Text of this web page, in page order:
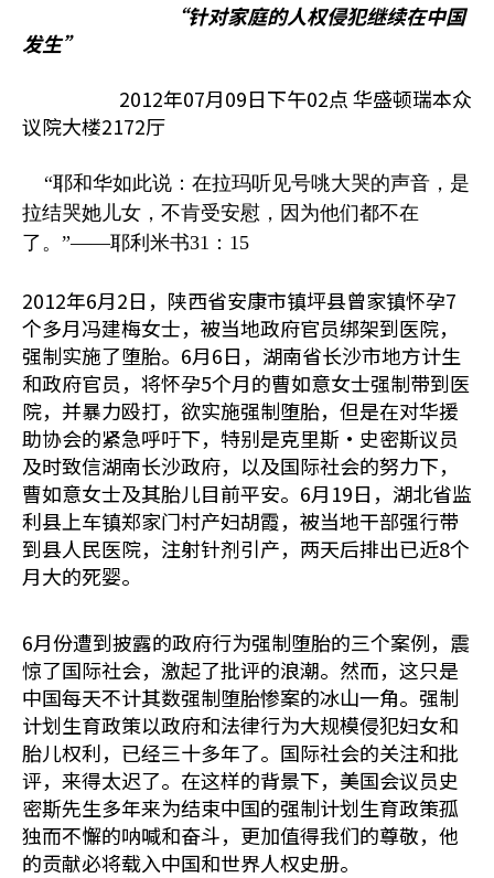
“针对家庭的人权侵犯继续在中国
发生”
2012年07月09日下午02点 华盛顿瑞本众
议院大楼2172厅
“耶和华如此说：在拉玛听见号咷大哭的声音，是
拉结哭她儿女，不肯受安慰，因为他们都不在
了。”——耶利米书31：15
2012年6月2日，陕西省安康市镇坪县曾家镇怀孕7
个多月冯建梅女士，被当地政府官员绑架到医院，
强制实施了堕胎。6月6日，湖南省长沙市地方计生
和政府官员，将怀孕5个月的曹如意女士强制带到医
院，并暴力殴打，欲实施强制堕胎，但是在对华援
助协会的紧急呼吁下，特别是克里斯·史密斯议员
及时致信湖南长沙政府，以及国际社会的努力下，
曹如意女士及其胎儿目前平安。6月19日，湖北省监
利县上车镇郑家门村产妇胡霞，被当地干部强行带
到县人民医院，注射针剂引产，两天后排出已近8个
月大的死婴。
6月份遭到披露的政府行为强制堕胎的三个案例，震
惊了国际社会，激起了批评的浪潮。然而，这只是
中国每天不计其数强制堕胎惨案的冰山一角。强制
计划生育政策以政府和法律行为大规模侵犯妇女和
胎儿权利，已经三十多年了。国际社会的关注和批
评，来得太迟了。在这样的背景下，美国会议员史
密斯先生多年来为结束中国的强制计划生育政策孤
独而不懈的呐喊和奋斗，更加值得我们的尊敬，他
的贡献必将载入中国和世界人权史册。